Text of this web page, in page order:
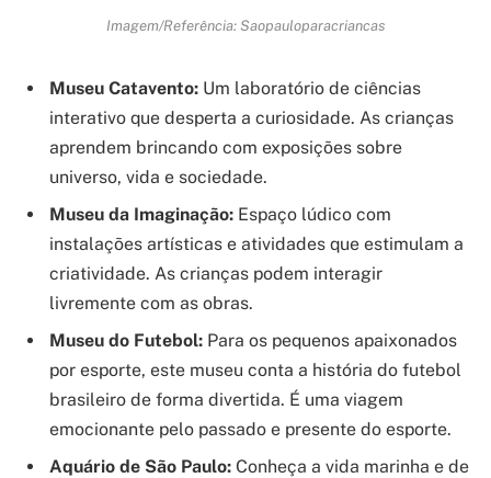
Imagem/Referência: Saopauloparacriancas
Museu Catavento: Um laboratório de ciências
interativo que desperta a curiosidade. As crianças
aprendem brincando com exposições sobre
universo, vida e sociedade.
Museu da Imaginação: Espaço lúdico com
instalações artísticas e atividades que estimulam a
criatividade. As crianças podem interagir
livremente com as obras.
Museu do Futebol: Para os pequenos apaixonados
por esporte, este museu conta a história do futebol
brasileiro de forma divertida. É uma viagem
emocionante pelo passado e presente do esporte.
Aquário de São Paulo: Conheça a vida marinha e de